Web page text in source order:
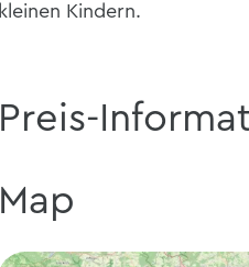
kleinen Kindern.
Preis-
Map